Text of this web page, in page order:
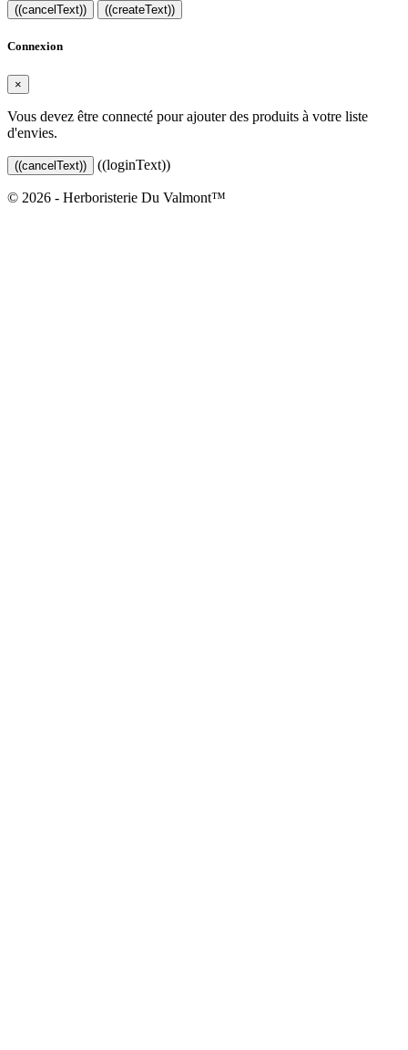
((cancelText)) ((createText))
Connexion
×
Vous devez être connecté pour ajouter des produits à votre liste
d'envies.
((cancelText)) ((loginText))
© 2026 - Herboristerie Du Valmont™